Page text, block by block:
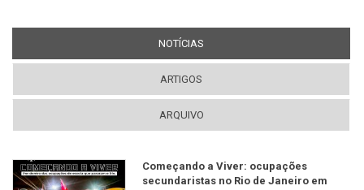
<dl> <dt> <dd>
Quebras de linhas e parágrafos são gerados
automaticamente.
NOTÍCIAS
ARTIGOS
ARQUIVO
Começando a Viver: ocupações
secundaristas no Rio de Janeiro em